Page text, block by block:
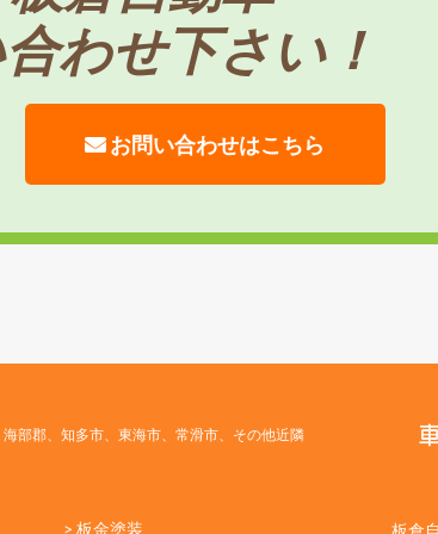
わせ下さい！
お問い合わせはこちら
部郡、知多市、東海市、常滑市、その他近隣
> 板金塗装 板倉